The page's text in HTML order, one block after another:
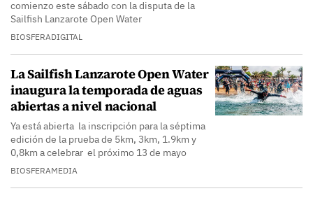
comienzo este sábado con la disputa de la
Sailfish Lanzarote Open Water
BIOSFERADIGITAL
La Sailfish Lanzarote Open Water
inaugura la temporada de aguas
abiertas a nivel nacional
Ya está abierta la inscripción para la séptima
edición de la prueba de 5km, 3km, 1.9km y
0,8km a celebrar el próximo 13 de mayo
BIOSFERAMEDIA